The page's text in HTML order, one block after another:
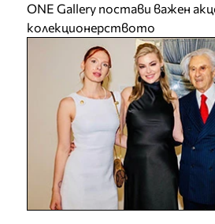
ONE Gallery постави важен
колекционерството